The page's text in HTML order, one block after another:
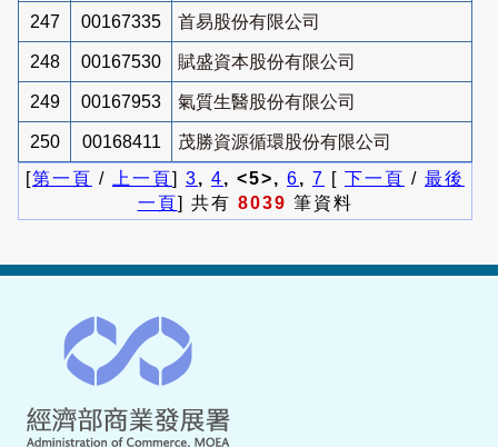
247 00167335 首易股份有限公司
248 00167530 賦盛資本股份有限公司
249 00167953 氣質生醫股份有限公司
250 00168411
茂勝資源循環股份有限公司
[第一頁 / 上一頁] 3, 4, <5>, 6, 7 [ 下一頁 / 最後
一頁] 共有 8039 筆資料